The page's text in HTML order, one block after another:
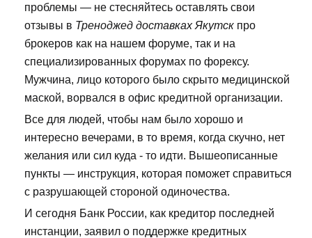
проблемы — не стесняйтесь оставлять свои
отзывы в Треноджед доставках Якутск про
брокеров как на нашем форуме, так и на
специализированных форумах по форексу.
Мужчина, лицо которого было скрыто медицинской
маской, ворвался в офис кредитной организации.
Все для людей, чтобы нам было хорошо и
интересно вечерами, в то время, когда скучно, нет
желания или сил куда - то идти. Вышеописанные
пункты — инструкция, которая поможет справиться
с разрушающей стороной одиночества.
И сегодня Банк России, как кредитор последней
инстанции, заявил о поддержке кредитных